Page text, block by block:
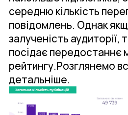
середню кількість
повідомлень. Однак
залученість аудиторії,
посідає передостаннє
рейтингу.Розглянемо
детальніше.